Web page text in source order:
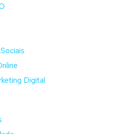
Digital